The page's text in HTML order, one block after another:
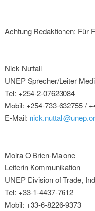
Achtung Redaktionen: Für
Nick Nuttall
UNEP Sprecher/Leiter
Tel: +254-2-07623084
Mobil: +254-733-632755 /
E-Mail:
Moira O’Brien-Malone
Leiterin Kommunikation
UNEP Division of Trade,
Tel: +33-1-4437-7612
Mobil: +33-6-8226-9373